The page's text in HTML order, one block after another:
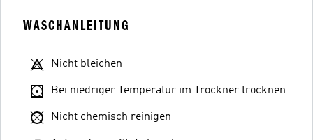
WASCHANLEITUNG
Nicht bleichen
Bei niedriger Temperatur im Trockner trocknen
Nicht chemisch reinigen